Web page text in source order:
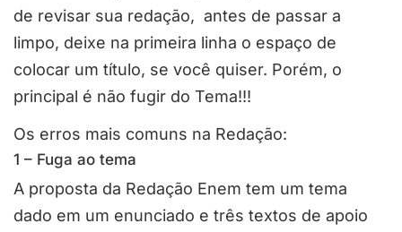
de revisar sua redação, antes de passar a
limpo, deixe na primeira linha o espaço de
colocar um título, se você quiser. Porém, o
principal é não fugir do Tema!!!
Os erros mais comuns na Redação:
1 – Fuga ao tema
A proposta da Redação Enem tem um tema
dado em um enunciado e três textos de apoio